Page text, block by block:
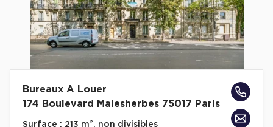
Bureaux A Louer
174 Boulevard Malesherbes 75017 Paris
Surface : 213 m², non divisibles